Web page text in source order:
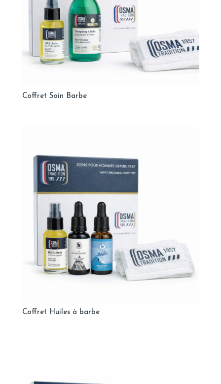
Coffret Soin Barbe
Coffret Huiles à barbe